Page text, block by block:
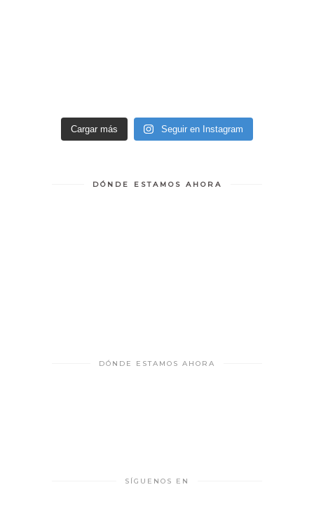
Cargar más Seguir en Instagram
DÓNDE ESTAMOS AHORA
DÓNDE ESTAMOS AHORA
SÍGUENOS EN